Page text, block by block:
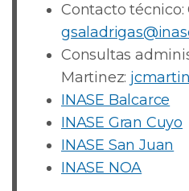
Contacto técnico:
Consultas
Martinez:
INASE Balcarce
INASE Gran Cuyo
INASE San Juan
INASE NOA